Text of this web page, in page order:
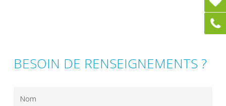
BESOIN DE RENSEIGNEMENTS ?